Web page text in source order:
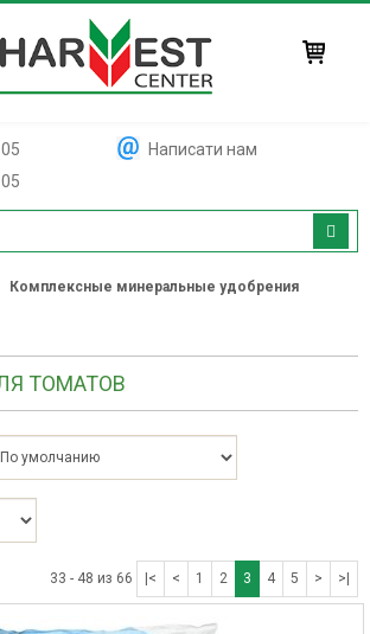
Написати нам
Комплексные минеральные удобрения
ТОМАТОВ
33 - 48 из 66 |< < 1 2 3 4 5 > >|